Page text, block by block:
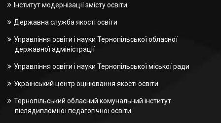
Інститут модернізації змісту освіти
Державна служба якості освіти
Управління освіти і науки Тернопільської обласної
державної адміністрації
Управління освіти і науки Тернопільської міської ради
Український центр оцінювання якості освіти
Тернопільський обласний комунальний інститут
післядипломної педагогічної освіти